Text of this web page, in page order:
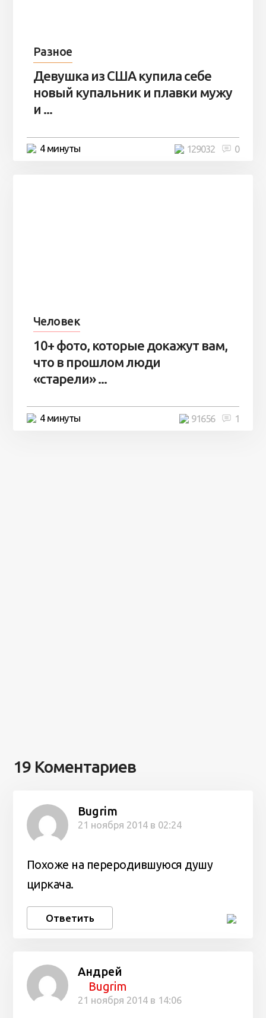
Разное
Девушка из США купила себе
новый купальник и плавки мужу
и ...
4 минуты 0
129032
Человек
10+ фото, которые докажут вам,
что в прошлом люди
«старели» ...
4 минуты 1
91656
19 Коментариев
Bugrim
21 ноября 2014 в 02:24
Похоже на переродившуюся душу
циркача.
Ответить
Андрей
Bugrim
21 ноября 2014 в 14:06